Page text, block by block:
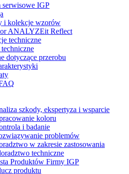
serwisowe IGP
i kolekcje wzorów
ANALYZEit Reflect
techniczne
dotyczące przerobu
szkody, ekspertyza i wsparcie
koloru
i badanie
problemów
w zakresie zastosowania
techniczne
Produktów Firmy IGP
produktu